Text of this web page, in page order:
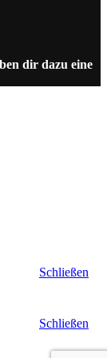
dir dazu eine
Schließen
Schließen